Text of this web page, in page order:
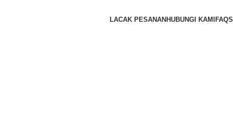
LACAK PESANAN HUBUNGI KAMI FAQS